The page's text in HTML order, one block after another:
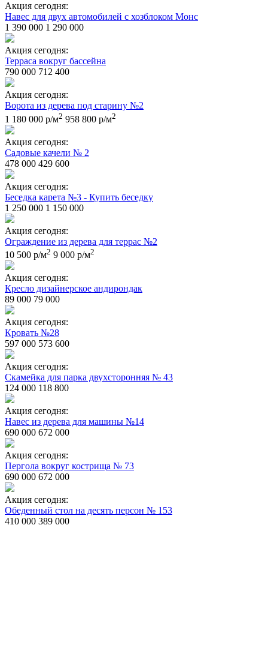
Акция сегодня:
Навес для двух автомобилей с хозблоком Монс
1 390 000 1 290 000
Акция сегодня:
Терраса вокруг бассейна
790 000 712 400
Акция сегодня:
Ворота из дерева под старину №2
1 180 000 р/м2 958 800 р/м2
Акция сегодня:
Садовые качели № 2
478 000 429 600
Акция сегодня:
Беседка карета №3 - Купить беседку
1 250 000 1 150 000
Акция сегодня:
Ограждение из дерева для террас №2
10 500 р/м2 9 000 р/м2
Акция сегодня:
Кресло дизайнерское андирондак
89 000 79 000
Акция сегодня:
Кровать №28
597 000 573 600
Акция сегодня:
Скамейка для парка двухсторонняя № 43
124 000 118 800
Акция сегодня:
Навес из дерева для машины №14
690 000 672 000
Акция сегодня:
Пергола вокруг кострища № 73
690 000 672 000
Акция сегодня:
Обеденный стол на десять персон № 153
410 000 389 000